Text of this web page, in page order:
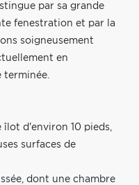
par sa grande
fenestration et par la
soigneusement
en
terminée.
îlot d'environ 10 pieds,
surfaces de
dont une chambre